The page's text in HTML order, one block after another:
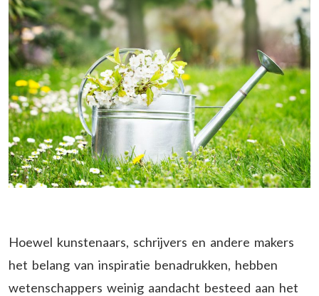
Hoewel kunstenaars, schrijvers en andere makers
het belang van inspiratie benadrukken, hebben
wetenschappers weinig aandacht besteed aan het